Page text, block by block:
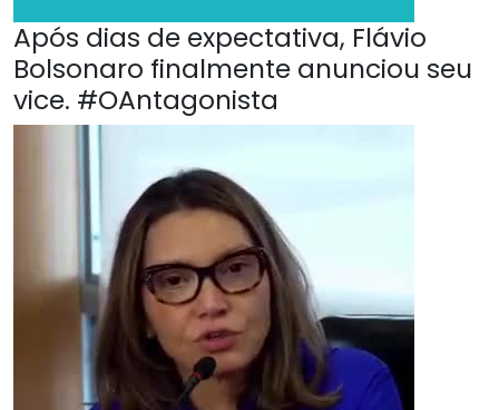
Após dias de expectativa, Flávio
Bolsonaro finalmente anunciou seu
vice. #OAntagonista